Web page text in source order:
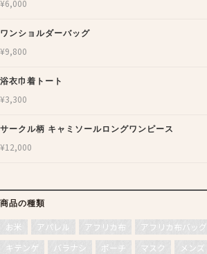
¥6,000
ワンショルダーバッグ
¥9,800
浴衣巾着トート
¥3,300
サークル柄 キャミソールロングワンピース
¥12,000
商品の種類
お米 アパレル アフリカ布 アフリカ布バッグ
キテンゲ
バラナシ ポーチ マスク メンズ